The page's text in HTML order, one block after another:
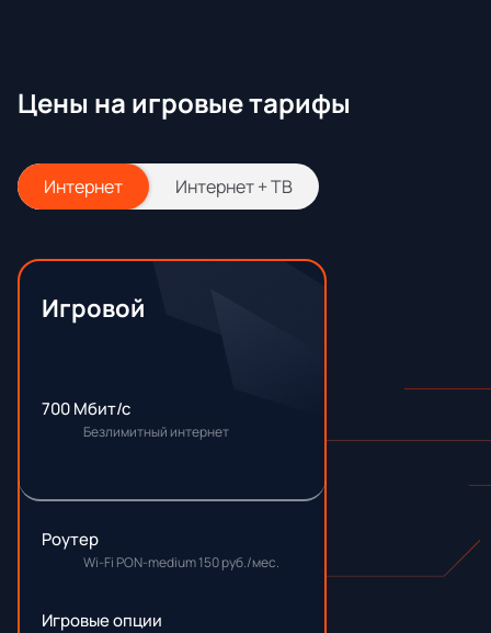
Цены на игровые тарифы
Интернет Интернет + ТВ
Игровой
700 Мбит/с
Безлимитный интернет
Роутер
Wi-Fi PON-medium 150 руб./мес.
Игровые опции